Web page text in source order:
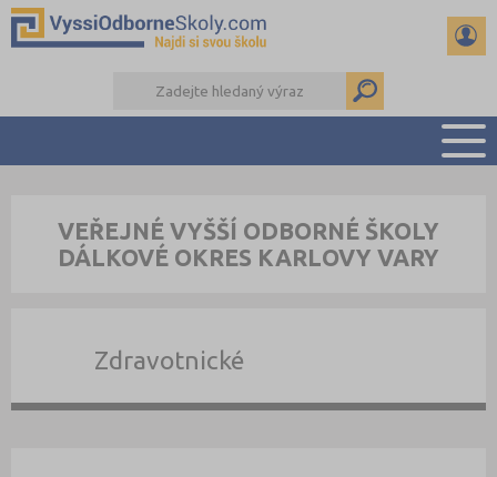
PŘÍPRAVA NA PŘIJÍMAČKY
KALENDÁŘ AKCÍ
VEŘEJNÉ VYŠŠÍ ODBORNÉ ŠKOLY
DÁLKOVÉ OKRES KARLOVY VARY
Zdravotnické